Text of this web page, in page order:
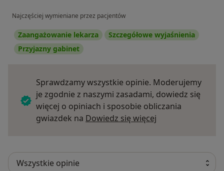
Najczęściej wymieniane przez pacjentów
Zaangażowanie lekarza
Szczegółowe wyjaśnienia
Przyjazny gabinet
Sprawdzamy wszystkie opinie. Moderujemy
je zgodnie z naszymi zasadami, dowiedz się
więcej o opiniach i sposobie obliczania
gwiazdek na Dowiedz się więcej